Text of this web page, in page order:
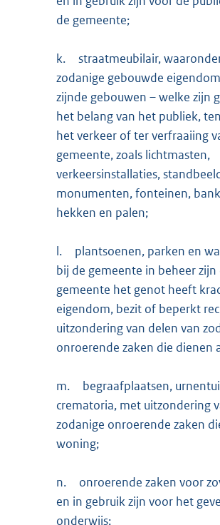
de gemeente;
k.
straatmeubilair,
zodanige gebouwde
zijnde gebouwen – welke zijn
het belang van het publiek,
het verkeer of ter verfraaiing
gemeente, zoals lichtmasten,
verkeersinstallaties,
monumenten, fonteinen,
hekken en palen;
l.
plantsoenen, parken en
bij de gemeente in beheer
gemeente het genot heeft
eigendom, bezit of beperkt
uitzondering van delen van
onroerende zaken die dienen
m.
begraafplaatsen,
crematoria, met uitzondering
zodanige onroerende zaken
woning;
n.
onroerende zaken voor
en in gebruik zijn voor het
onderwijs;